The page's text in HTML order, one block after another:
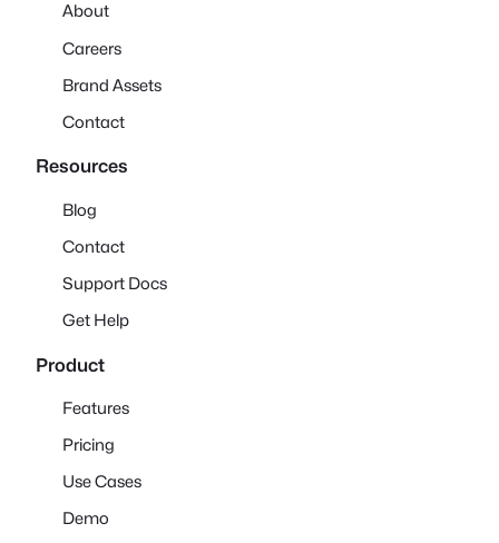
About
Careers
Brand Assets
Contact
Resources
Blog
Contact
Support Docs
Get Help
Product
Features
Pricing
Use Cases
Demo